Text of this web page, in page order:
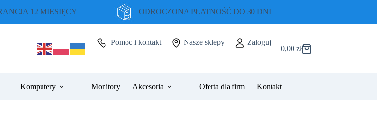
12 MIESIĘCY ODROCZONA PŁATNOŚĆ DO 30 DNI
Pomoc i kontakt Nasze sklepy
Zaloguj
Koszyk
0,00 zł
Komputery Monitory Akcesoria Oferta dla firm Kontakt